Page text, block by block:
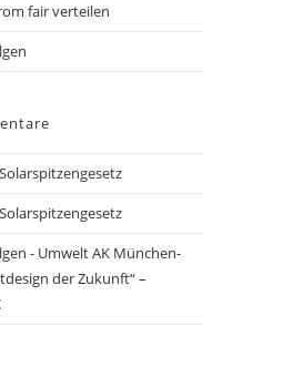
fair verteilen
- Umwelt AK München-
der Zukunft“ –